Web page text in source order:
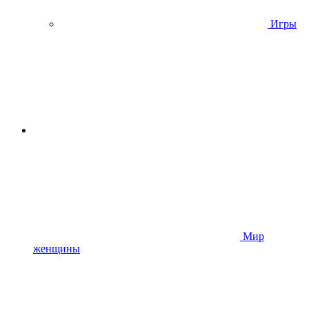
Игры
Мир
женщины